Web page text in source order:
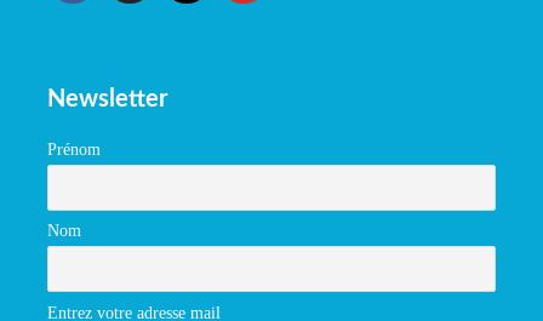
Newsletter
Prénom
Nom
Entrez votre adresse mail